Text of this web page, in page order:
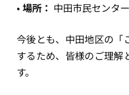
• 場所： 中田市民センタ
今後とも、中田地区の「
するため、皆様のご理解
す。